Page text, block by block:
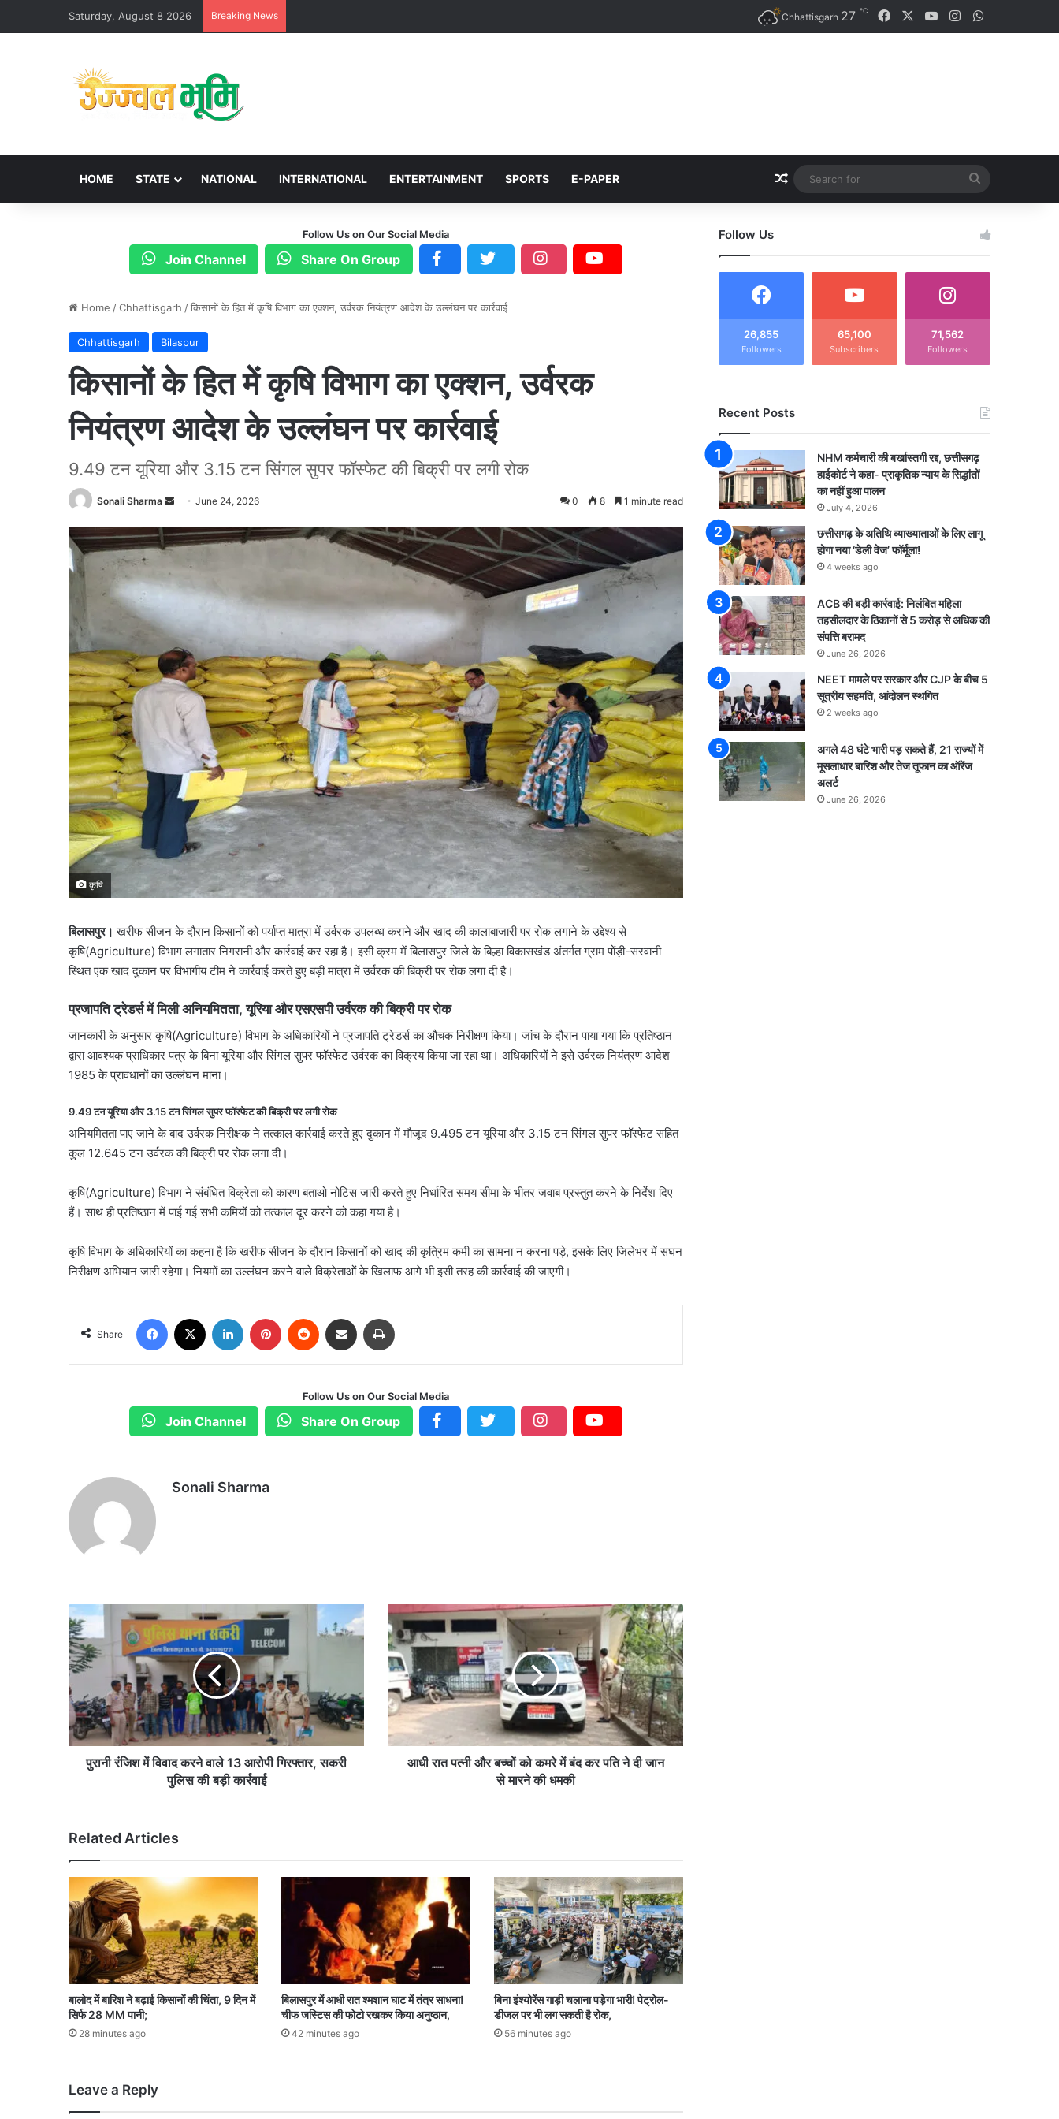
Saturday, August 8 2026 Breaking News Chhattisgarh 27 ℃ Facebook YouTubeInstagram
HOME STATE NATIONAL INTERNATIONAL ENTERTAINMENT SPORTS E-PAPER Random Article
for
Follow Us on Our Social Media
Join Channel Share On Group
Home /Chhattisgarh /किसानों के हित में कृषि विभाग का एक्शन, उर्वरक नियंत्रण आदेश के उल्लंघन पर कार्रवाई
Chhattisgarh Bilaspur
किसानों के हित में कृषि विभाग का एक्शन, उर्वरक
नियंत्रण आदेश के उल्लंघन पर कार्रवाई
9.49 टन यूरिया और 3.15 टन सिंगल सुपर फॉस्फेट की बिक्री पर लगी रोक
Sonali Sharma
n
n
m
a
i
June 24, 2026 0 8 1 minute read
कृषि
बिलासपुर। खरीफ सीजन के दौरान किसानों को पर्याप्त मात्रा में उर्वरक उपलब्ध कराने और खाद की कालाबाजारी पर रोक लगाने के उद्देश्य से
कृषि(Agriculture) विभाग लगातार निगरानी और कार्रवाई कर रहा है। इसी क्रम में बिलासपुर जिले के बिल्हा विकासखंड अंतर्गत ग्राम पोंड़ी-सरवानी
स्थित एक खाद दुकान पर विभागीय टीम ने कार्रवाई करते हुए बड़ी मात्रा में उर्वरक की बिक्री पर रोक लगा दी है।
प्रजापति ट्रेडर्स में मिली अनियमितता, यूरिया और एसएसपी उर्वरक की बिक्री पर रोक
जानकारी के अनुसार कृषि(Agriculture) विभाग के अधिकारियों ने प्रजापति ट्रेडर्स का औचक निरीक्षण किया। जांच के दौरान पाया गया कि प्रतिष्ठान
द्वारा आवश्यक प्राधिकार पत्र के बिना यूरिया और सिंगल सुपर फॉस्फेट उर्वरक का विक्रय किया जा रहा था। अधिकारियों ने इसे उर्वरक नियंत्रण आदेश
1985 के प्रावधानों का उल्लंघन माना।
9.49 टन यूरिया और 3.15 टन सिंगल सुपर फॉस्फेट की बिक्री पर लगी रोक
अनियमितता पाए जाने के बाद उर्वरक निरीक्षक ने तत्काल कार्रवाई करते हुए दुकान में मौजूद 9.495 टन यूरिया और 3.15 टन सिंगल सुपर फॉस्फेट सहित
कुल 12.645 टन उर्वरक की बिक्री पर रोक लगा दी।
कृषि(Agriculture) विभाग ने संबंधित विक्रेता को कारण बताओ नोटिस जारी करते हुए निर्धारित समय सीमा के भीतर जवाब प्रस्तुत करने के निर्देश दिए
हैं। साथ ही प्रतिष्ठान में पाई गई सभी कमियों को तत्काल दूर करने को कहा गया है।
कृषि विभाग के अधिकारियों का कहना है कि खरीफ सीजन के दौरान किसानों को खाद की कृत्रिम कमी का सामना न करना पड़े, इसके लिए जिलेभर में सघन
निरीक्षण अभियान जारी रहेगा। नियमों का उल्लंघन करने वाले विक्रेताओं के खिलाफ आगे भी इसी तरह की कार्रवाई की जाएगी।
Share
Follow Us on Our Social Media
Join Channel Share On Group
Sonali Sharma
रा
नी
रं
जि
श
में
वि
वा
ले
1
3
आ
रो
पी
गि
र
फ्ता
र
,
स
लि
स
पुरानी रंजिश में विवाद करने वाले 13 आरोपी गिरफ्तार, सकरी
पुलिस की बड़ी कार्रवाई
आ
धी
रा
त
प
त्नी
औ
ब
बं
द
क
र
प
ति
ने
दी
जा
न
ध
आधी रात पत्नी और बच्चों को कमरे में बंद कर पति ने दी जान
से मारने की धमकी
Related Articles
बालोद में बारिश ने बढ़ाई किसानों की चिंता, 9 दिन में
सिर्फ 28 MM पानी;
28 minutes ago
बिलासपुर में आधी रात श्मशान घाट में तंत्र साधना!
चीफ जस्टिस की फोटो रखकर किया अनुष्ठान,
42 minutes ago
बिना इंश्योरेंस गाड़ी चलाना पड़ेगा भारी! पेट्रोल-
डीजल पर भी लग सकती है रोक,
56 minutes ago
Leave a Reply
Follow Us
26,855
Followers
65,100
Subscribers
71,562
Followers
Recent Posts
NHM कर्मचारी की बर्खास्तगी रद्द, छत्तीसगढ़
हाईकोर्ट ने कहा- प्राकृतिक न्याय के सिद्धांतों
का नहीं हुआ पालन
July 4, 2026
छत्तीसगढ़ के अतिथि व्याख्याताओं के लिए लागू
होगा नया ‘डेली वेज’ फॉर्मूला!
4 weeks ago
ACB की बड़ी कार्रवाई: निलंबित महिला
तहसीलदार के ठिकानों से 5 करोड़ से अधिक की
संपत्ति बरामद
June 26, 2026
NEET मामले पर सरकार और CJP के बीच 5
सूत्रीय सहमति, आंदोलन स्थगित
2 weeks ago
अगले 48 घंटे भारी पड़ सकते हैं, 21 राज्यों में
मूसलाधार बारिश और तेज तूफान का ऑरेंज
अलर्ट
June 26, 2026